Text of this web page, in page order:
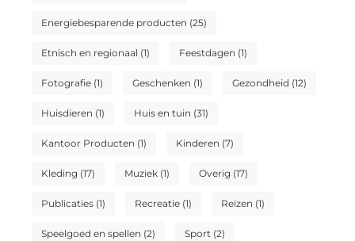
Energiebesparende producten (25)
Etnisch en regionaal (1) Feestdagen (1)
Fotografie(1) Geschenken (1) Gezondheid (12)
Huisdieren (1) Huis en tuin (31)
Kantoor Producten (1) Kinderen (7)
Kleding (17) Muziek(1) Overig (17)
Publicaties(1) Recreatie(1) Reizen (1)
Speelgoed en spellen (2) Sport(2)